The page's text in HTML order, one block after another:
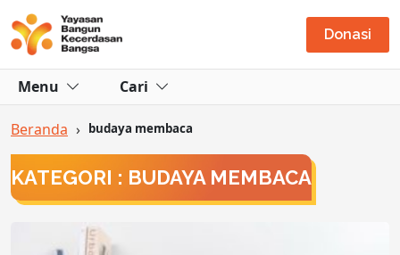
Donasi
Menu Cari
Beranda › budaya membaca
KATEGORI : BUDAYA MEMBACA